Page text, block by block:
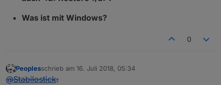
Was ist mit Windows?
0
Offline
Peoplesschrieb am 16. Juli 2018, 05:34
zuletzt editiert von
@Stabilostick: